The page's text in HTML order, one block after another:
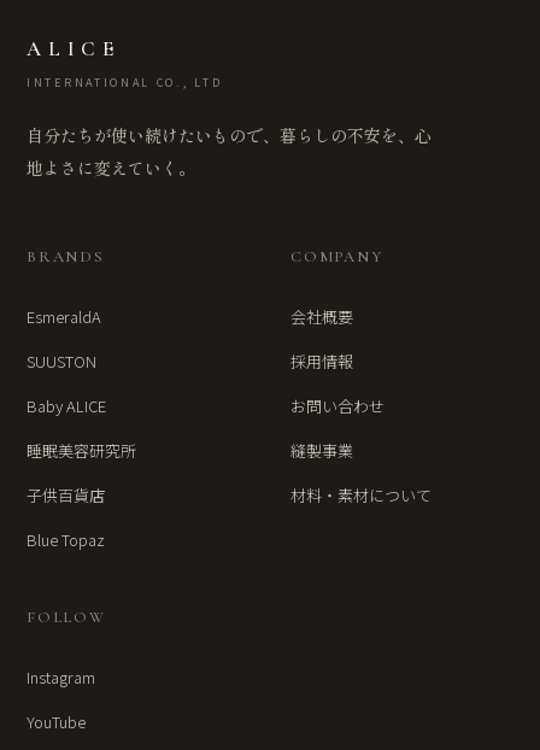
ALICE
INTERNATIONAL CO., LTD
自分たちが使い続けたいもので、暮らしの不安を、心
地よさに変えていく。
BRANDS
EsmeraldA
SUUSTON
Baby ALICE
睡眠美容研究所
子供百貨店
Blue Topaz
COMPANY
会社概要
採用情報
お問い合わせ
縫製事業
材料・素材について
FOLLOW
Instagram
YouTube